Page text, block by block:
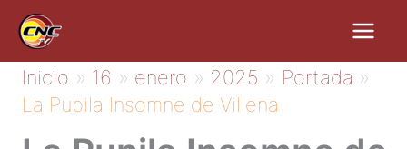
contenido
Inicio 16 enero 2025
Portada
La Pupila Insomne de Villena